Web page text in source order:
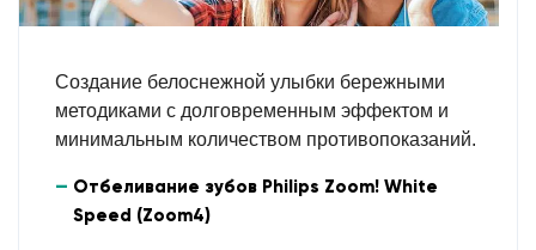
Создание белоснежной улыбки бережными
методиками с долговременным эффектом и
минимальным количеством противопоказаний.
Отбеливание зубов Philips Zoom! White
Speed (Zoom4)